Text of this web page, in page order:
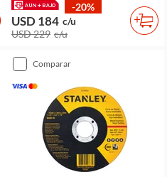
-20%
USD 184 c/u
USD 229 c/u
comparar